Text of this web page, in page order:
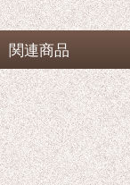
関連商品